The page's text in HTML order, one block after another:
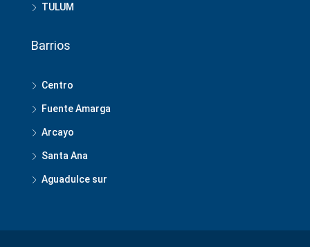
TULUM
Barrios
Centro
Fuente Amarga
Arcayo
Santa Ana
Aguadulce sur